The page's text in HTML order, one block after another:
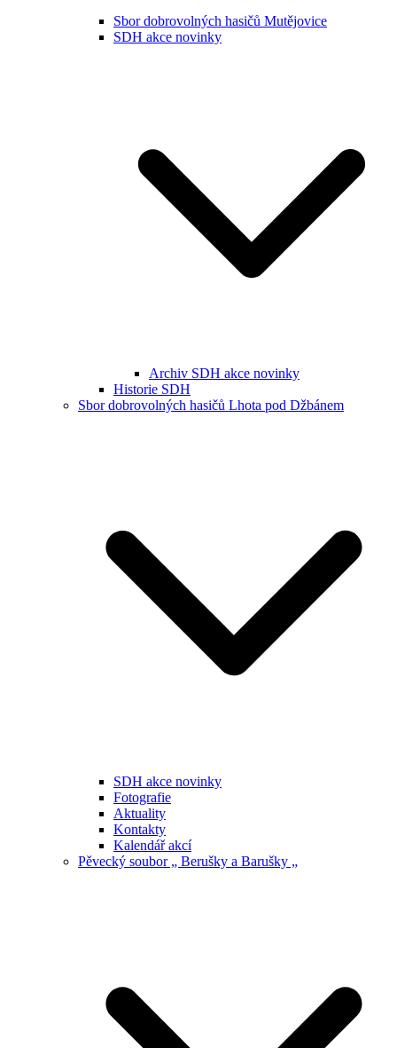
Sbor dobrovolných hasičů Mutějovice
SDH akce novinky
Archiv SDH akce novinky
Historie SDH
Sbor dobrovolných hasičů Lhota pod Džbánem
SDH akce novinky
Fotografie
Aktuality
Kontakty
Kalendář akcí
Pěvecký soubor „ Berušky a Barušky „